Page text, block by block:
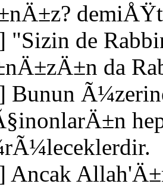
"Sizin de
da
Bunun
Ancak